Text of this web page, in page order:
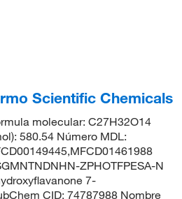
Scientific Chemicals
molecular: C27H32O14
580.54 Número MDL:
ZPHOTFPESA-N
7-
CID: 74787988 Nombre